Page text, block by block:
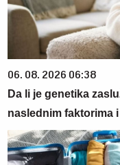
06. 08. 2026 06:38
Da li je genetika
naslednim faktorima